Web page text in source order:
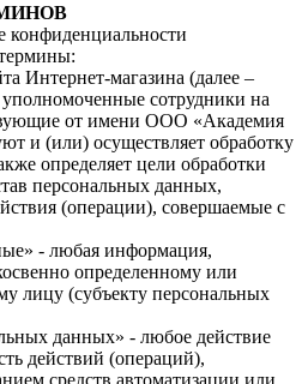
конфиденциальности
Интернет-магазина (далее –
сотрудники на
от имени ООО «Академия
и (или) осуществляет обработку
определяет цели обработки
персональных данных,
(операции), совершаемые с
- любая информация,
определенному или
лицу (субъекту персональных
данных» - любое действие
действий (операций),
средств автоматизации или